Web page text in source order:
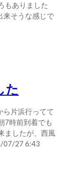
もありました
来そうな感じで
た
ら片浜行ってて
7時前到着でも
ましたが、西風
07/27 6:43